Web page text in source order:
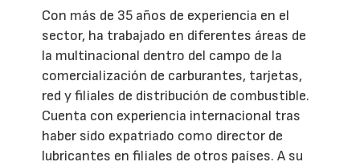
Con más de 35 años de experiencia en el
sector, ha trabajado en diferentes áreas de
la multinacional dentro del campo de la
comercialización de carburantes, tarjetas,
red y filiales de distribución de combustible.
Cuenta con experiencia internacional tras
haber sido expatriado como director de
lubricantes en filiales de otros países. A su